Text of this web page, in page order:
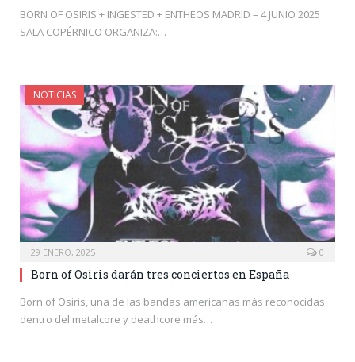
BORN OF OSIRIS + INGESTED + ENTHEOS MADRID – 4 JUNIO 2025
SALA COPÉRNICO ORGANIZA:…
NOTICIAS
29 ENERO, 2025 0
Born of Osiris darán tres conciertos en España
Born of Osiris, una de las bandas americanas más reconocidas
dentro del metalcore y deathcore más…